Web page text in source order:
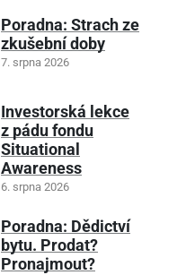
Poradna: Strach ze
zkušební doby
7. srpna 2026
Investorská lekce
z pádu fondu
Situational
Awareness
6. srpna 2026
Poradna: Dědictví
bytu. Prodat?
Pronajmout?